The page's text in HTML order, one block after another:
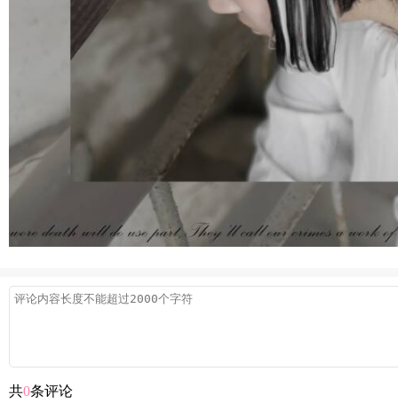
共0条评论